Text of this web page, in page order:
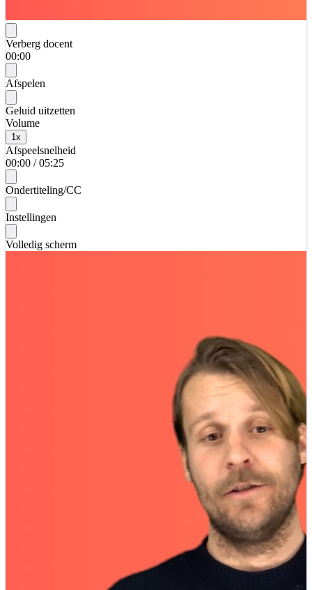
Verberg docent
00:00
Afspelen
Geluid uitzetten
Volume
1 x
Afspeelsnelheid
00:00 / 05:25
Ondertiteling/CC
Instellingen
Volledig scherm